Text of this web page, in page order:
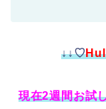
↓↓♡
現在2週間お試